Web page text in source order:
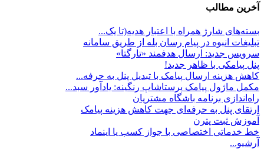
آخرین مطالب
بسته‌های شارژ همراه با اعتبار هدیه(تا یک...
تبلیغات انبوه در پیام رسان بله از طریق سامانه
سرویس جدید: ارسال هدفمند «تارگتا»
پنل پیامکی با ظاهر جدید!
کاهش هزینه ارسال پیامک با تبدیل پنل به حرفه...
مکمل ماژول پیامک پرستاشاپ رنگینه: یادآور سبد...
راه‌اندازی برنامه باشگاه مشتریان
ارتقای پنل به حرفه‌ای جهت کاهش هزینه پیامک
آموزش ثبت پترن
خط خدماتی اختصاصی با جواز کسب یا اینماد
آرشیو...